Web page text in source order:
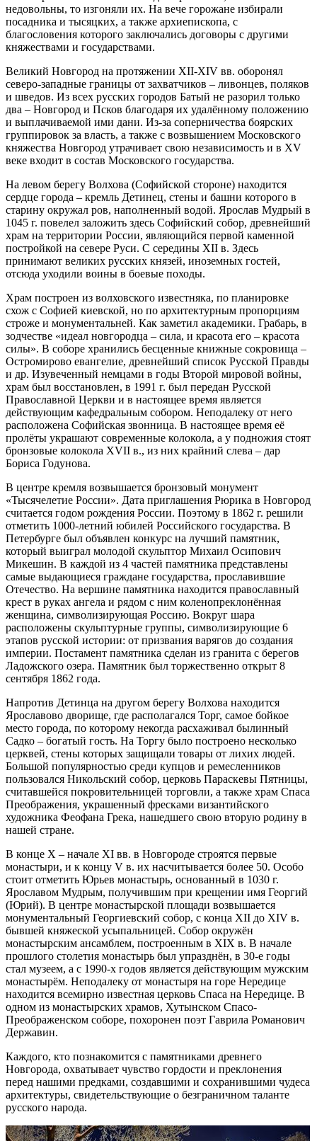
недовольны, то изгоняли их. На вече горожане избирали
посадника и тысяцких, а также архиепископа, с
благословения которого заключались договоры с другими
княжествами и государствами.
Великий Новгород на протяжении XII-XIV вв. оборонял
северо-западные границы от захватчиков – ливонцев, поляков
и шведов. Из всех русских городов Батый не разорил только
два – Новгород и Псков благодаря их удалённому положению
и выплачиваемой ими дани. Из-за соперничества боярских
группировок за власть, а также с возвышением Московского
княжества Новгород утрачивает свою независимость и в XV
веке входит в состав Московского государства.
На левом берегу Волхова (Софийской стороне) находится
сердце города – кремль Детинец, стены и башни которого в
старину окружал ров, наполненный водой. Ярослав Мудрый в
1045 г. повелел заложить здесь Софийский собор, древнейший
храм на территории России, являющийся первой каменной
постройкой на севере Руси. С середины XII в. Здесь
принимают великих русских князей, иноземных гостей,
отсюда уходили воины в боевые походы.
Храм построен из волховского известняка, по планировке
схож с Софией киевской, но по архитектурным пропорциям
строже и монументальней. Как заметил академики. Грабарь, в
зодчестве «идеал новгородца – сила, и красота его – красота
силы». В соборе хранились бесценные книжные сокровища –
Остромирово евангелие, древнейший список Русской Правды
и др. Изувеченный немцами в годы Второй мировой войны,
храм был восстановлен, в 1991 г. был передан Русской
Православной Церкви и в настоящее время является
действующим кафедральным собором. Неподалеку от него
расположена Софийская звонница. В настоящее время её
пролёты украшают современные колокола, а у подножия стоят
бронзовые колокола XVII в., из них крайний слева – дар
Бориса Годунова.
В центре кремля возвышается бронзовый монумент
«Тысячелетие России». Дата приглашения Рюрика в Новгород
считается годом рождения России. Поэтому в 1862 г. решили
отметить 1000-летний юбилей Российского государства. В
Петербурге был объявлен конкурс на лучший памятник,
который выиграл молодой скульптор Михаил Осипович
Микешин. В каждой из 4 частей памятника представлены
самые выдающиеся граждане государства, прославившие
Отечество. На вершине памятника находится православный
крест в руках ангела и рядом с ним коленопреклонённая
женщина, символизирующая Россию. Вокруг шара
расположены скульптурные группы, символизирующие 6
этапов русской истории: от призвания варягов до создания
империи. Постамент памятника сделан из гранита с берегов
Ладожского озера. Памятник был торжественно открыт 8
сентября 1862 года.
Напротив Детинца на другом берегу Волхова находится
Ярославово дворище, где располагался Торг, самое бойкое
место города, по которому некогда расхаживал былинный
Садко – богатый гость. На Торгу было построено несколько
церквей, стены которых защищали товары от лихих людей.
Большой популярностью среди купцов и ремесленников
пользовался Никольский собор, церковь Параскевы Пятницы,
считавшейся покровительницей торговли, а также храм Спаса
Преображения, украшенный фресками византийского
художника Феофана Грека, нашедшего свою вторую родину в
нашей стране.
В конце X – начале XI вв. в Новгороде строятся первые
монастыри, и к концу V в. их насчитывается более 50. Особо
стоит отметить Юрьев монастырь, основанный в 1030 г.
Ярославом Мудрым, получившим при крещении имя Георгий
(Юрий). В центре монастырской площади возвышается
монументальный Георгиевский собор, с конца XII до XIV в.
бывшей княжеской усыпальницей. Собор окружён
монастырским ансамблем, построенным в XIX в. В начале
прошлого столетия монастырь был упразднён, в 30-е годы
стал музеем, а с 1990-х годов является действующим мужским
монастырём. Неподалеку от монастыря на горе Нередице
находится всемирно известная церковь Спаса на Нередице. В
одном из монастырских храмов, Хутынском Спасо-
Преображенском соборе, похоронен поэт Гаврила Романович
Державин.
Каждого, кто познакомится с памятниками древнего
Новгорода, охватывает чувство гордости и преклонения
перед нашими предками, создавшими и сохранившими чудеса
архитектуры, свидетельствующие о безграничном таланте
русского народа.